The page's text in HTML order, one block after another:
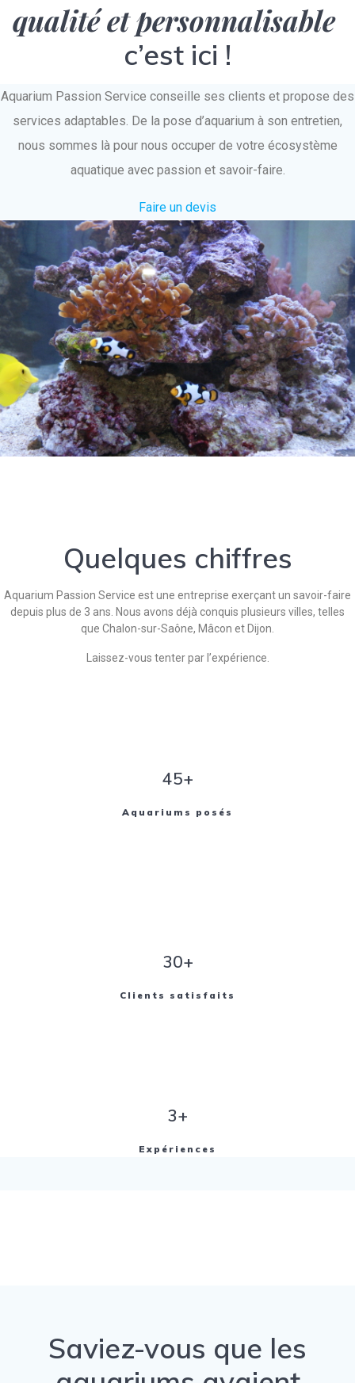
qualité et personnalisable
c’est ici !
Aquarium Passion Service conseille ses clients et propose des
services adaptables. De la pose d’aquarium à son entretien,
nous sommes là pour nous occuper de votre écosystème
aquatique avec passion et savoir-faire.
Faire un devis
Quelques chiffres
Aquarium Passion Service est une entreprise exerçant un savoir-faire
depuis plus de 3 ans. Nous avons déjà conquis plusieurs villes, telles
que Chalon-sur-Saône, Mâcon et Dijon.
Laissez-vous tenter par l’expérience.
45+
Aquariums posés
30+
Clients satisfaits
3+
Expériences
Saviez-vous que les